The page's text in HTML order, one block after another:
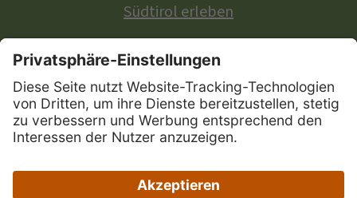
Südtirol erleben
Produkte mit europäischer Ursprungsbezeichnung: